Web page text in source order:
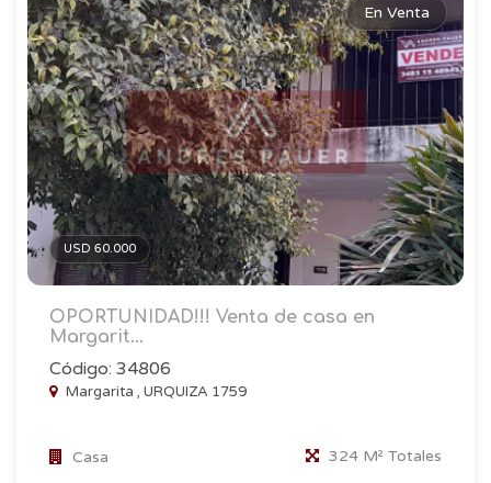
En Venta
USD 60.000
OPORTUNIDAD!!! Venta de casa en
Margarit...
Código: 34806
Margarita , URQUIZA 1759
Casa 324 M² Totales